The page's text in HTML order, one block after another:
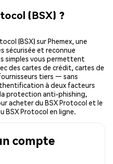
(BSX) ?
(BSX) sur Phemex, une
sécurisée et reconnue
simples vous permettent
des cartes de crédit, cartes de
tiers — sans
à deux facteurs
la protection anti-phishing,
acheter du BSX Protocol et le
BSX Protocol en ligne.
compte